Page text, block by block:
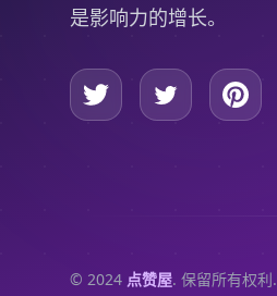
是影响力的增长。
© 2024 点赞屋. 保留所有权利.